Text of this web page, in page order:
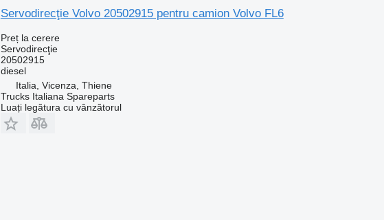
Servodirecţie Volvo 20502915 pentru camion Volvo FL6
Preț la cerere
Servodirecţie
20502915
diesel
Italia, Vicenza, Thiene
Trucks Italiana Spareparts
Luați legătura cu vânzătorul